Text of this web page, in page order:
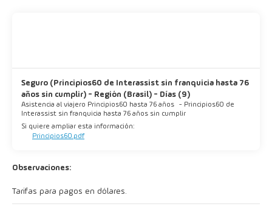
Seguro (Principios60 de Interassist sin franquicia hasta 76
años sin cumplir) - Región (Brasil) - Días (9)
Asistencia al viajero Principios60 hasta 76 años - Principios60 de
Interassist sin franquicia hasta 76 años sin cumplir
Si quiere ampliar esta información:
Principios60.pdf
Observaciones:
Tarifas para pagos en dólares.